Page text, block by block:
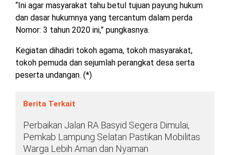
DPRD
TULANG
BARAT
DPRD
PERIKLANAN
KEBIJAKAN
PRIVASI
SOSIAL
MEDIA
PEDOMAN
MEDIA
REDAKSI
TENTANG
“Ini agar masyarakat tahu betul tujuan payung hukum
dan dasar hukumnya yang tercantum dalam perda
Nomor: 3 tahun 2020 ini,” pungkasnya.
Kegiatan dihadiri tokoh agama, tokoh masyarakat,
tokoh pemuda dan sejumlah perangkat desa serta
peserta undangan. (*)
Berita Terkait
Perbaikan Jalan RA Basyid Segera Dimulai,
Pemkab Lampung Selatan Pastikan Mobilitas
Warga Lebih Aman dan Nyaman